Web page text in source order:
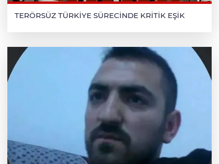
TERÖRSÜZ TÜRKİYE SÜRECİNDE KRİTİK EŞİK